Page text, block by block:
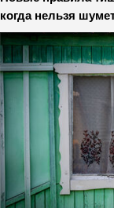
когда нельзя